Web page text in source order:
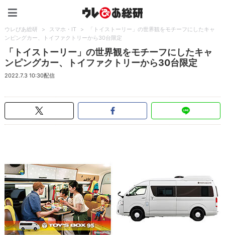
ウレぴあ総研 > スマホ・IT >
「トイストーリー」の世界観をモチーフにしたキャ
ンピングカー、トイファクトリーから30台限定
「トイストーリー」の世界観をモチーフにしたキャ
ンピングカー、トイファクトリーから30台限定
2022.7.3 10:30配信